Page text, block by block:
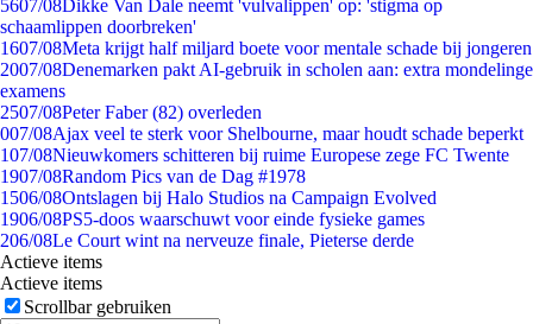
5607/08Dikke Van Dale neemt 'vulvalippen' op: 'stigma op
schaamlippen doorbreken'
1607/08Meta krijgt half miljard boete voor mentale schade bij jongeren
2007/08Denemarken pakt AI-gebruik in scholen aan: extra mondelinge
examens
2507/08Peter Faber (82) overleden
007/08Ajax veel te sterk voor Shelbourne, maar houdt schade beperkt
107/08Nieuwkomers schitteren bij ruime Europese zege FC Twente
1907/08Random Pics van de Dag #1978
1506/08Ontslagen bij Halo Studios na Campaign Evolved
1906/08PS5-doos waarschuwt voor einde fysieke games
206/08Le Court wint na nerveuze finale, Pieterse derde
Actieve items
Actieve items
Scrollbar gebruiken